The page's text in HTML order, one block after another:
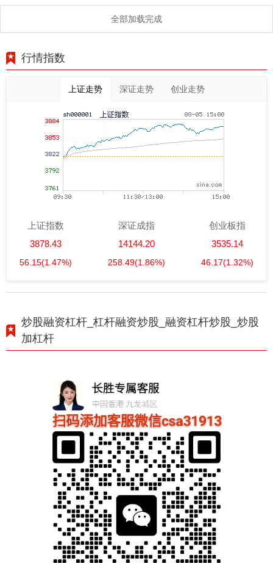
全部加载完成
行情指数
上证走势 深证走势 创业走势
上证指数
3878.43
56.15(1.47%)
深证成指
14144.20
258.49(1.86%)
创业板指
3535.14
46.17(1.32%)
炒股融资杠杆_杠杆融资炒股_融资杠杆炒股_炒股
加杠杆